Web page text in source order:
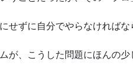
せずに自分でやらなければな
が、こうした問題にほんの少